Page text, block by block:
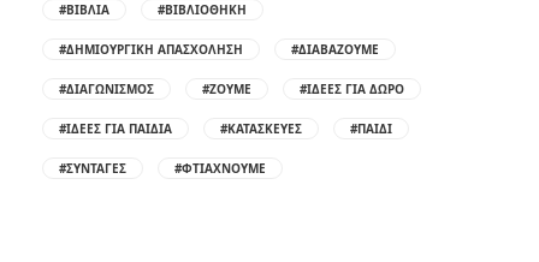
#ΒΙΒΛΊΑ #ΒΙΒΛΙΟΘΉΚΗ
#ΔΗΜΙΟΥΡΓΙΚΉ ΑΠΑΣΧΌΛΗΣΗ #ΔΙΑΒΆΖΟΥΜΕ
#ΔΙΑΓΩΝΙΣΜΌΣ #ΖΟΎΜΕ #ΙΔΈΕΣ ΓΙΑ ΔΏΡΟ
#ΙΔΈΕΣ ΓΙΑ ΠΑΙΔΙΆ #ΚΑΤΑΣΚΕΥΈΣ #ΠΑΙΔΊ
#ΣΥΝΤΑΓΈΣ #ΦΤΙΆΧΝΟΥΜΕ